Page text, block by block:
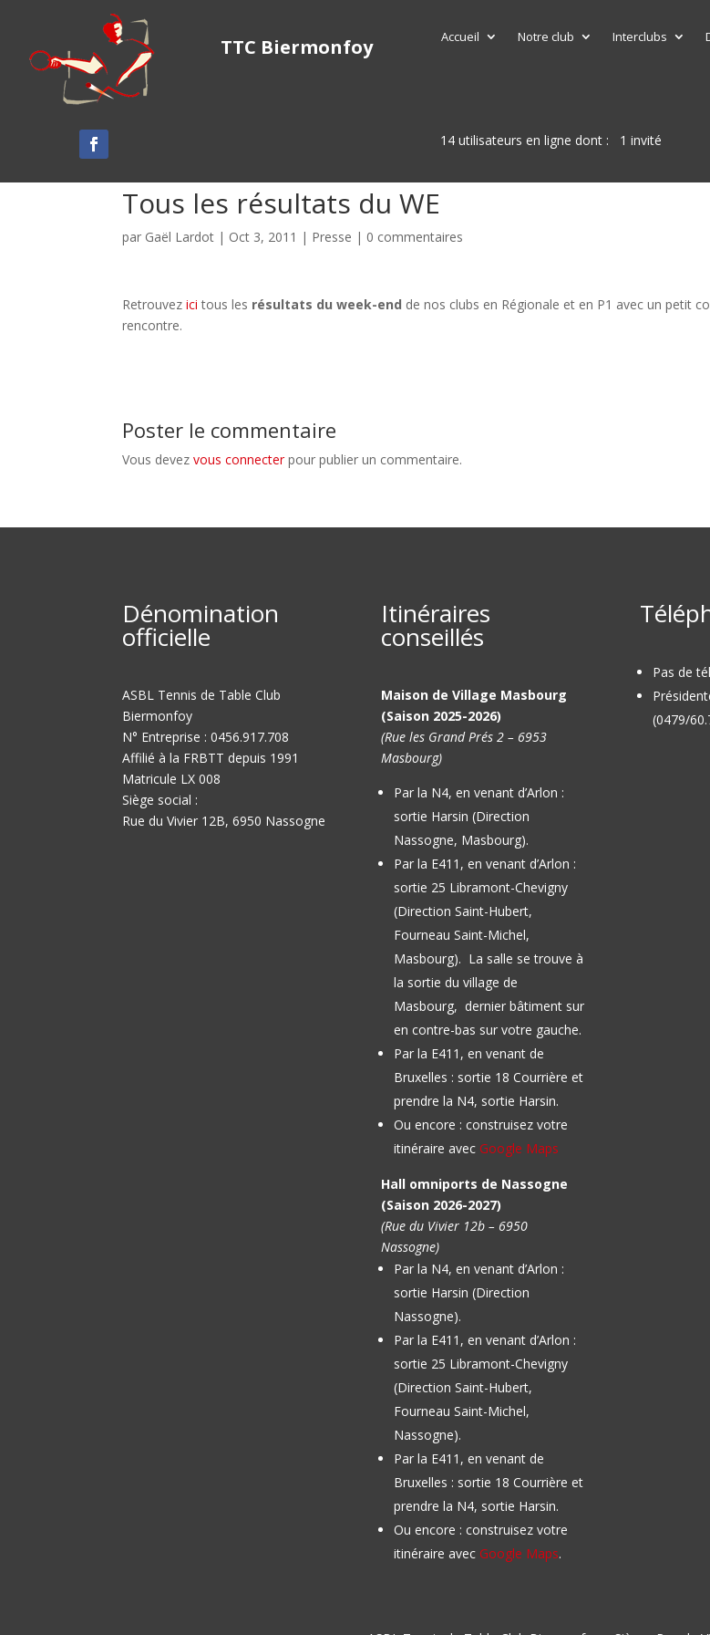
TTC Biermonfoy Accueil Notre club Interclubs
14 utilisateurs en ligne dont : 1 invité
Tous les résultats du WE
par Gaël Lardot | Oct 3, 2011 | Presse | 0 commentaires
Retrouvezicitous les résultats du week-end de nos clubs en Régionale et en P1 avec un petit
rencontre.
Poster le commentaire
Vous devezvous connecterpour publier un commentaire.
Dénomination
officielle
ASBL Tennis de Table Club
Biermonfoy
N° Entreprise : 0456.917.708
Affilié à la FRBTT depuis 1991
Matricule LX 008
Siège social :
Rue du Vivier 12B, 6950 Nassogne
Itinéraires
conseillés
Maison de Village Masbourg
(Saison 2025-2026)
(Rue les Grand Prés 2 – 6953
Masbourg)
Par la N4, en venant d’Arlon :
sortie Harsin (Direction
Nassogne, Masbourg).
Par la E411, en venant d’Arlon :
sortie 25 Libramont-Chevigny
(Direction Saint-Hubert,
Fourneau Saint-Michel,
Masbourg). La salle se trouve à
la sortie du village de
Masbourg, dernier bâtiment sur
en contre-bas sur votre gauche.
Par la E411, en venant de
Bruxelles : sortie 18 Courrière et
prendre la N4, sortie Harsin.
Ou encore : construisez votre
itinéraire avec Google Maps
Hall omniports de Nassogne
(Saison 2026-2027)
(Rue du Vivier 12b – 6950
Nassogne)
Par la N4, en venant d’Arlon :
sortie Harsin (Direction
Nassogne).
Par la E411, en venant d’Arlon :
sortie 25 Libramont-Chevigny
(Direction Saint-Hubert,
Fourneau Saint-Michel,
Nassogne).
Par la E411, en venant de
Bruxelles : sortie 18 Courrière et
prendre la N4, sortie Harsin.
Ou encore : construisez votre
itinéraire avec Google Maps.
Pas de
(0479/